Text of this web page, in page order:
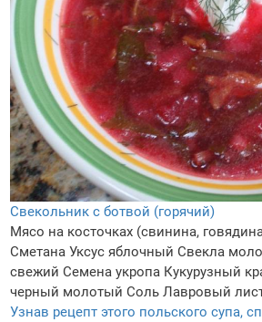
Свекольник с ботвой (горячий)
Мясо на косточках (свинина,
Сметана Уксус яблочный Свекла
свежий Семена укропа Кукурузный
черный молотый Соль Лавровый
Узнав рецепт этого польского супа,